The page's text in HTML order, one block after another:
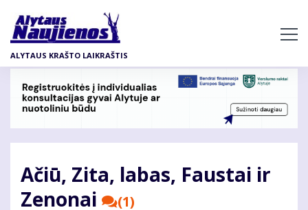
pagrindinį
turinį
ALYTAUS KRAŠTO LAIKRAŠTIS
Ačiū, Zi­ta, la­bas, Faus­tai ir
Ze­no­nai
(1)